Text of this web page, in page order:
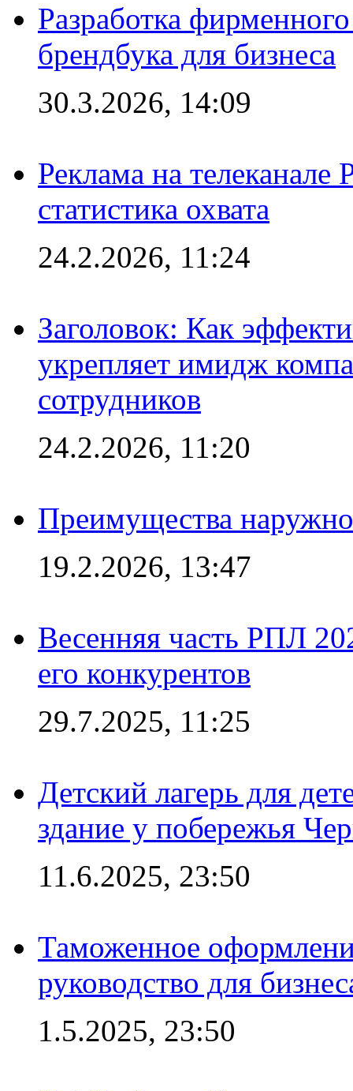
Разработка
брендбука для бизнеса
30.3.2026, 14:09
Реклама на
статистика охвата
24.2.2026, 11:24
Заголовок: Как
укрепляет имидж
сотрудников
24.2.2026, 11:20
Преимущества
19.2.2026, 13:47
Весенняя часть РПЛ
его конкурентов
29.7.2025, 11:25
Детский лагерь для
здание у побережья
11.6.2025, 23:50
Таможенное
руководство для
1.5.2025, 23:50